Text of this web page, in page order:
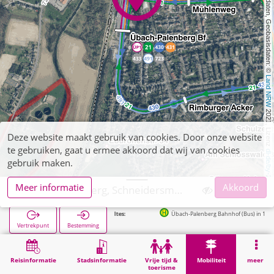
, Kartendaten, Geobasisdaten: ©
Land NRW
2021, Lizenz
dl-de/by-2-0
Reisinformatie Stadsinformatie
Vrije tijd &
toerisme
Mobiliteit meer
Vertrekpunt Bestemming
Volgende haltes: Übach-Palenberg Bahnhof (Bus) in 190m
Mobiliteit Verkoop van tickets Übach-Palenberg, Schneidersmann Zigarrenhaus
Deze website maakt gebruik van cookies. Door onze website
te gebruiken, gaat u ermee akkoord dat wij van cookies
gebruik maken.
Meer informatie
Akkoord